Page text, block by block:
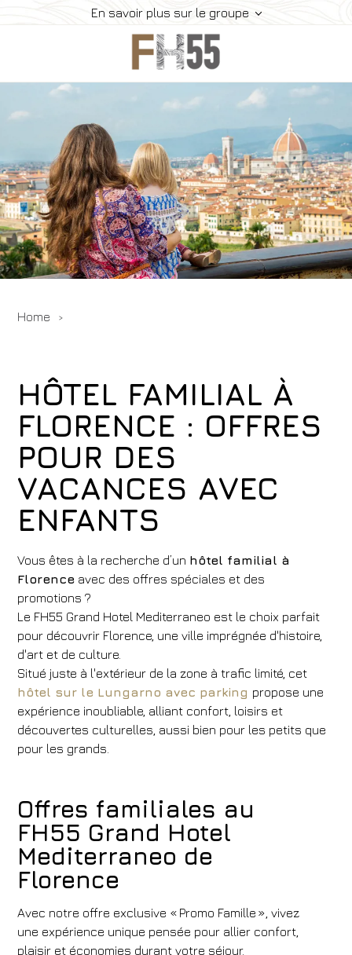
En savoir plus sur le groupe
Home
Histoire
Collection
Meeting
Contacts
Offres
Réservez
Home
HÔTEL FAMILIAL À
FLORENCE : OFFRES
POUR DES
VACANCES AVEC
ENFANTS
Vous êtes à la recherche d’un hôtel familial à
Florence avec des offres spéciales et des
promotions ?
Le FH55 Grand Hotel Mediterraneo est le choix parfait
pour découvrir Florence, une ville imprégnée d'histoire,
d'art et de culture.
Situé juste à l'extérieur de la zone à trafic limité, cet
hôtel sur le Lungarno avec parking propose une
expérience inoubliable, alliant confort, loisirs et
découvertes culturelles, aussi bien pour les petits que
pour les grands.
Offres familiales au
FH55 Grand Hotel
Mediterraneo de
Florence
Avec notre offre exclusive « Promo Famille », vivez
une expérience unique pensée pour allier confort,
plaisir et économies durant votre séjour.